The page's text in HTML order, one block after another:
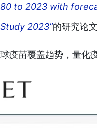
to 2023 with
2023”的研究论文
疫苗覆盖趋势，量化